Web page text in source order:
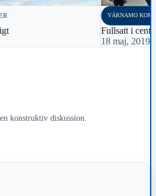
VÄRNAMO
Fullsatt i
18 maj, 2019
konstruktiv diskussion.